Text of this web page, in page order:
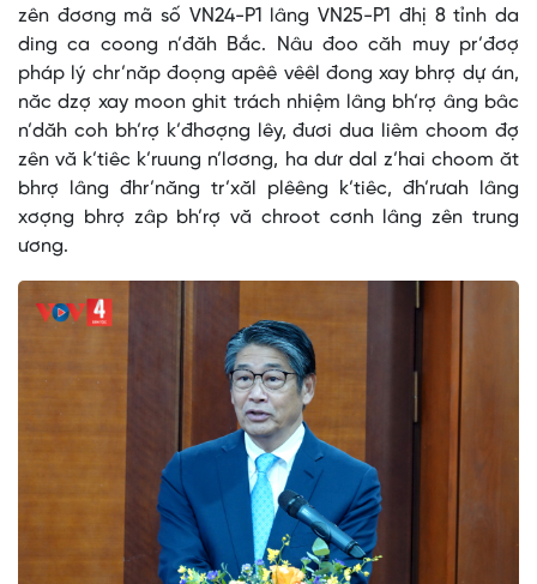
zên đơơng mã số VN24-P1 lâng VN25-P1 đhị 8 tỉnh da
ding ca coong n’đăh Bắc. Nâu đoo căh muy pr’đơợ
pháp lý chr’năp đoọng apêê vêêl đong xay bhrợ dự án,
năc dzợ xay moon ghit trách nhiệm lâng bh’rợ âng bâc
n’dăh coh bh’rợ k’đhơợng lêy, đươi dua liêm choom đợ
zên vă k’tiêc k’ruung n’lơơng, ha dưr dal z’hai choom ăt
bhrợ lâng đhr’năng tr’xăl plêêng k’tiêc, đh’rưah lâng
xơợng bhrợ zâp bh’rợ vă chroot cơnh lâng zên trung
ương.